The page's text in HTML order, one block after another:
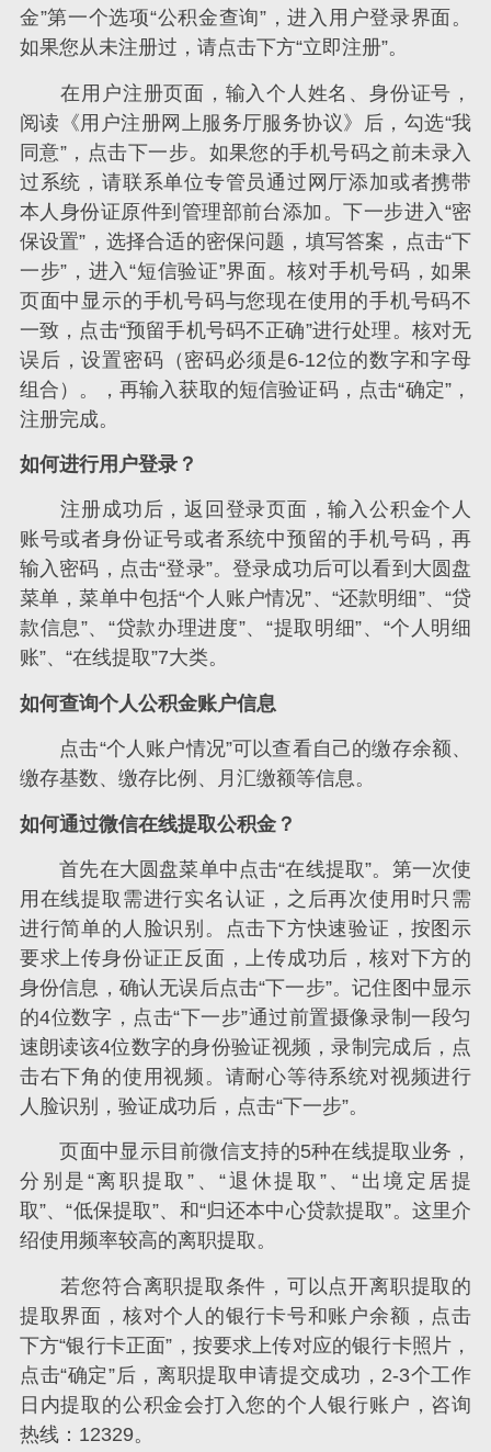
金”第一个选项“公积金查询”，进入用户登录界面。
如果您从未注册过，请点击下方“立即注册”。
在用户注册页面，输入个人姓名、身份证号，
阅读《用户注册网上服务厅服务协议》后，勾选“我
同意”，点击下一步。如果您的手机号码之前未录入
过系统，请联系单位专管员通过网厅添加或者携带
本人身份证原件到管理部前台添加。下一步进入“密
保设置”，选择合适的密保问题，填写答案，点击“下
一步”，进入“短信验证”界面。核对手机号码，如果
页面中显示的手机号码与您现在使用的手机号码不
一致，点击“预留手机号码不正确”进行处理。核对无
误后，设置密码（密码必须是6-12位的数字和字母
组合）。，再输入获取的短信验证码，点击“确定”，
注册完成。
如何进行用户登录？
注册成功后，返回登录页面，输入公积金个人
账号或者身份证号或者系统中预留的手机号码，再
输入密码，点击“登录”。登录成功后可以看到大圆盘
菜单，菜单中包括“个人账户情况”、“还款明细”、“贷
款信息”、“贷款办理进度”、“提取明细”、“个人明细
账”、“在线提取”7大类。
如何查询个人公积金账户信息
点击“个人账户情况”可以查看自己的缴存余额、
缴存基数、缴存比例、月汇缴额等信息。
如何通过微信在线提取公积金？
首先在大圆盘菜单中点击“在线提取”。第一次使
用在线提取需进行实名认证，之后再次使用时只需
进行简单的人脸识别。点击下方快速验证，按图示
要求上传身份证正反面，上传成功后，核对下方的
身份信息，确认无误后点击“下一步”。记住图中显示
的4位数字，点击“下一步”通过前置摄像录制一段匀
速朗读该4位数字的身份验证视频，录制完成后，点
击右下角的使用视频。请耐心等待系统对视频进行
人脸识别，验证成功后，点击“下一步”。
页面中显示目前微信支持的5种在线提取业务，
分别是“离职提取”、“退休提取”、“出境定居提
取”、“低保提取”、和“归还本中心贷款提取”。这里介
绍使用频率较高的离职提取。
若您符合离职提取条件，可以点开离职提取的
提取界面，核对个人的银行卡号和账户余额，点击
下方“银行卡正面”，按要求上传对应的银行卡照片，
点击“确定”后，离职提取申请提交成功，2-3个工作
日内提取的公积金会打入您的个人银行账户，咨询
热线：12329。